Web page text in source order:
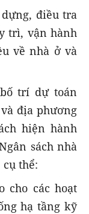
điều tra
trì, vận hành
về nhà ở và
trí dự toán
địa phương
hiện hành
sách nhà
thể:
cho các hoạt
hạ tầng kỹ